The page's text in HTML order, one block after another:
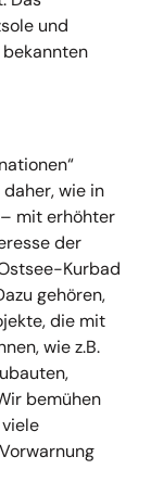
und
wie in
mit erhöhter
der
Kurbad
gehören,
die mit
wie z.B.
bemühen